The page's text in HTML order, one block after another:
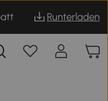
Runterladen